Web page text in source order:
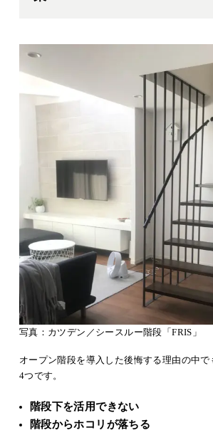
写真：カツデン／シースルー階段「FRIS」
オープン階段を導入した後悔する理由の中
4つです。
階段下を活用できない
階段からホコリが落ちる